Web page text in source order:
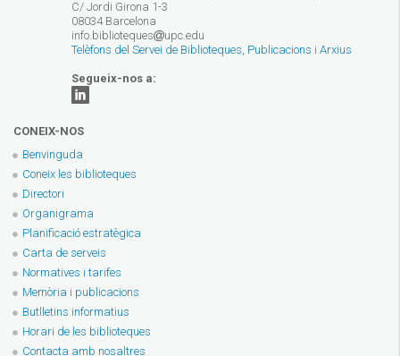
C/ Jordi Girona 1-3
08034 Barcelona
info.biblioteques
upc.edu
Telèfons del Servei de Biblioteques, Publicacions i Arxius
Segueix-nos a:
CONEIX-NOS
Benvinguda
Coneix les biblioteques
Directori
Organigrama
Planificació estratègica
Carta de serveis
Normatives i tarifes
Memòria i publicacions
Butlletins informatius
Horari de les biblioteques
Contacta amb nosaltres